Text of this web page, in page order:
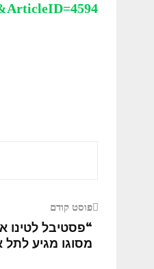
ArticleID=4594
פוסט קודם
“פסטיבל לטינו
מסוגו מגיע